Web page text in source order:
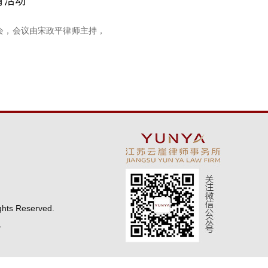
会议由宋政平律师主持，
Reserved.